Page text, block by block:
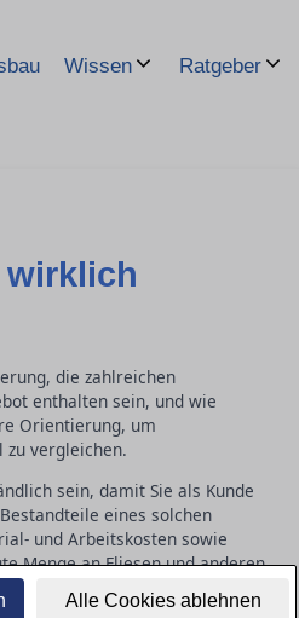
Alle Cookies ablehnen
Wissen Ratgeber
wirklich
die zahlreichen
enthalten sein, und wie
Orientierung, um
zu vergleichen.
sein, damit Sie als Kunde
eines solchen
und Arbeitskosten sowie
Menge an Fliesen und anderen
Qualität und welcher Typ